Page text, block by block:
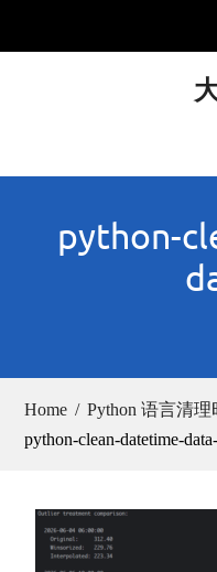
python-
Home
Python 语言清
python-clean-datetime-